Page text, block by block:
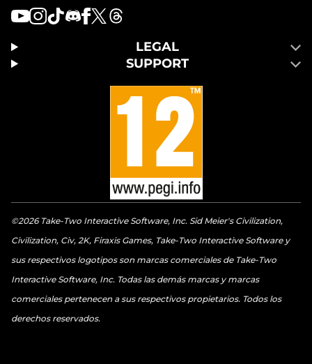
LEGAL
SUPPORT
©2026 Take-Two Interactive Software, Inc. Sid Meier's Civilization,
Civilization, Civ, 2K, Firaxis Games, Take-Two Interactive Software y
sus respectivos logotipos son marcas comerciales de Take-Two
Interactive Software, Inc. Todas las demás marcas y marcas
comerciales pertenecen a sus respectivos propietarios. Todos los
derechos reservados.